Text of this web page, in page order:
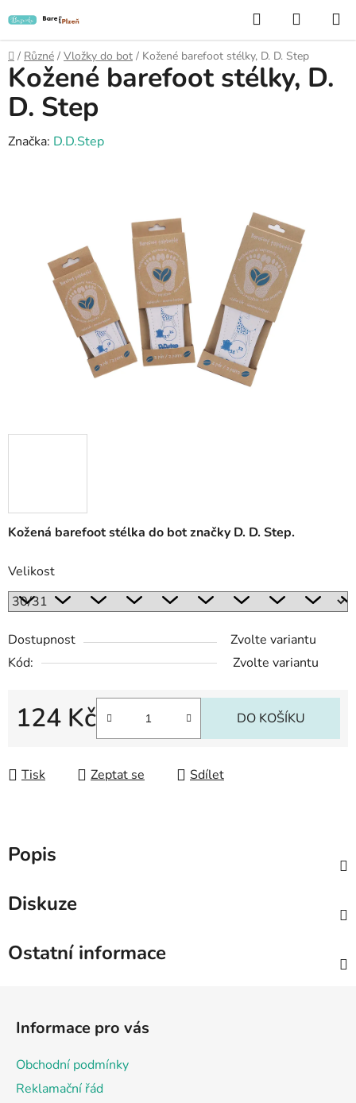
na
obsah
Hledat
KOŠÍK
Domů
/ Různé / Vložky do bot / Kožené barefoot stélky, D. D. Step
Kožená barefoot stélka do bot značky D. D. Step.
Velikost
Dostupnost
Zvolte variantu
Kód:
Zvolte variantu
124 Kč DO KOŠÍKU
Tisk Zeptat se Sdílet
Kožené barefoot stélky, D.
D. Step
Značka: D.D.Step
Popis
Diskuze
Ostatní informace
Informace pro vás
Obchodní podmínky
Reklamační řád